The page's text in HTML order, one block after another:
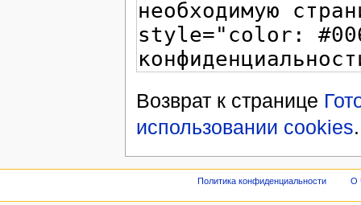
Возврат к странице
использовании cookies.
Политика конфиденциальности О